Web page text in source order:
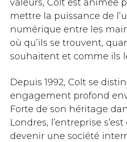
valeurs, Colt est animée
mettre la puissance de
numérique entre les
où qu’ils se trouvent,
souhaitent et comme ils
Depuis 1992, Colt se
engagement profond
Forte de son héritage
Londres, l’entreprise
devenir une société